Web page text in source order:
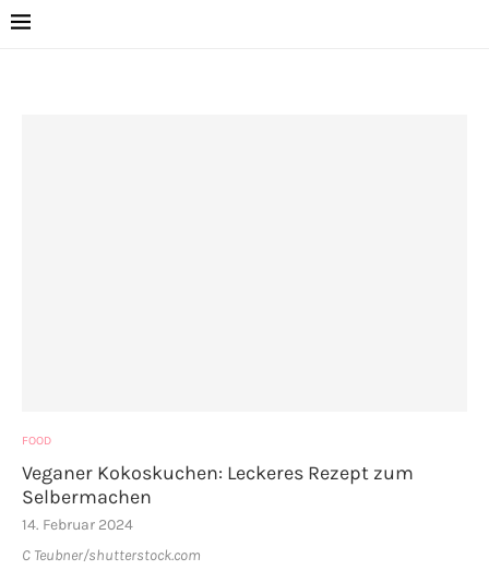
FOOD
Veganer Kokoskuchen: Leckeres Rezept zum
Selbermachen
14. Februar 2024
C Teubner/shutterstock.com